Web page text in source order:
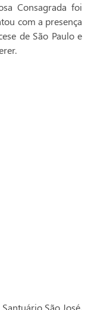
Consagrada foi
com a presença
de São Paulo e
São José,